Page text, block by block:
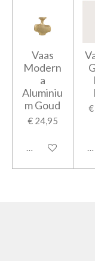
Vaas
Modern
a
Aluminiu
m Goud
€ 24,95
In winkelwagen